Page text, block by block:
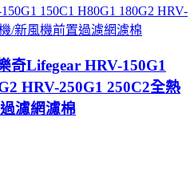
150C1 H80G1 180G2 HRV-
/新風機前置過濾網濾棉
奇Lifegear HRV-150G1
HRV-250G1 250C2全熱
濾網濾棉